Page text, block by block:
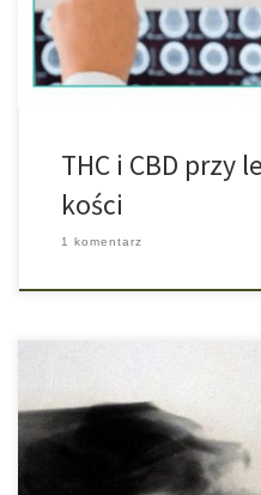
złamanych kości oraz są w
THC i CBD przy
kości
1 komentarz
Wygląda na to, że składniki
to dla leczących prawdziwa
odkryli, że złamania kości